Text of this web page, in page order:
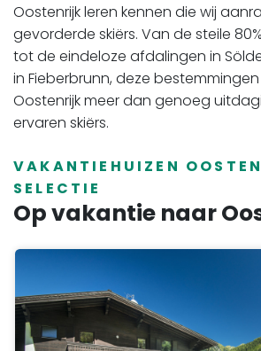
Oostenrijk leren kennen die wij
gevorderde skiërs. Van de steile
tot de eindeloze afdalingen in
in Fieberbrunn, deze
Oostenrijk meer dan genoeg
ervaren skiërs.
VAKANTIEHUIZEN
SELECTIE
Op vakantie naar